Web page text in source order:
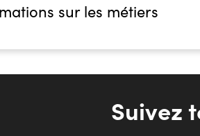
sur les métiers
Suivez